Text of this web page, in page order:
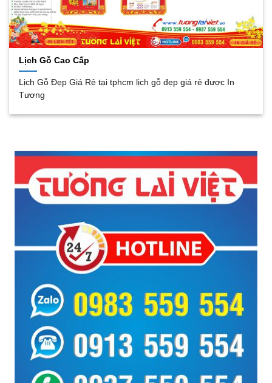
Lịch Gỗ Cao Cấp
Lịch Gỗ Đẹp Giá Rẻ tại tphcm lịch gỗ đẹp giá rẻ được In
Tương